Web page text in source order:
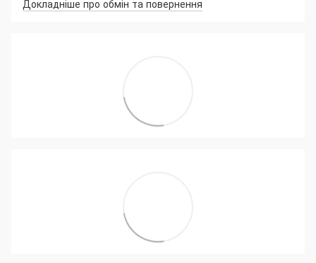
Докладніше про обмін та повернення